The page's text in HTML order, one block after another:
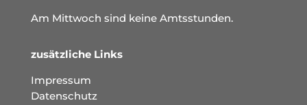
Am Mittwoch sind keine Amtsstunden.
zusätzliche Links
Impressum
Datenschutz